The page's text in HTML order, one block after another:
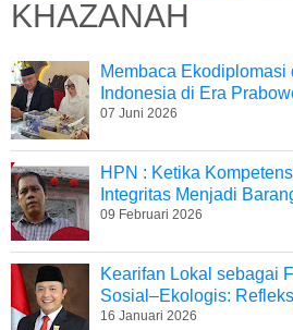
KHAZANAH
Membaca
Indonesia di Era
07 Juni 2026
HPN : Ketika
Integritas Menjadi
09 Februari 2026
Kearifan Lokal sebagai
Sosial–Ekologis:
16 Januari 2026